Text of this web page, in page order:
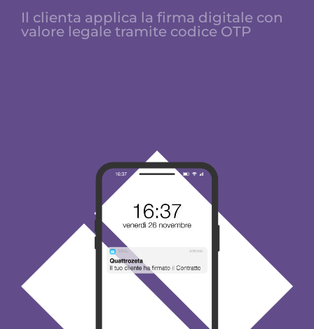
Il clienta applica la firma digitale con
valore legale tramite codice OTP